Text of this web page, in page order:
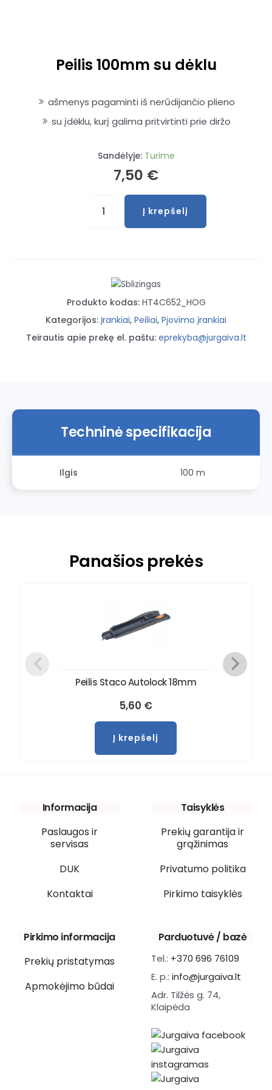
Peilis 100mm su dėklu
ašmenys pagaminti iš nerūdijančio plieno
su įdėklu, kurį galima pritvirtinti prie diržo
Sandėlyje: Turime
7,50 €
Į krepšelį
Produkto kodas: HT4C652_HOG
Kategorijos: Įrankiai, Peiliai, Pjovimo įrankiai
Teirautis apie prekę el. paštu: eprekyba@jurgaiva.lt
Techninė specifikacija
Ilgis 100 m
Panašios prekės
Peilis Staco Autolock 18mm
5,60 €
Į krepšelį
Informacija
Paslaugos ir
servisas
DUK
Kontaktai
Taisyklės
Prekių garantija ir
grąžinimas
Privatumo politika
Pirkimo taisyklės
Pirkimo informacija
Prekių pristatymas
Apmokėjimo būdai
Parduotuvė / bazė
Tel.: +370 696 76109
E. p.: info@jurgaiva.lt
Adr. Tilžės g. 74,
Klaipėda